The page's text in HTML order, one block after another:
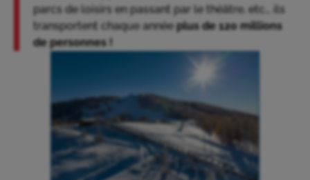
parcs de loisirs en passant par le théâtre, etc… ils
transportent chaque annéeplus de 120 millions
de personnes !